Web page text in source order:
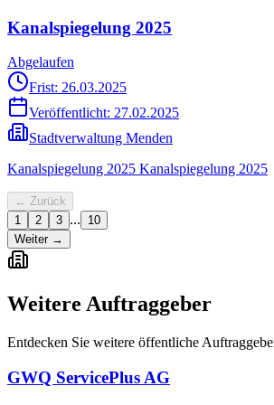
Kanalspiegelung 2025
Abgelaufen
Frist: 26.03.2025
Veröffentlicht: 27.02.2025
Stadtverwaltung Menden
Kanalspiegelung 2025 Kanalspiegelung 2025
← Zurück
1
2 3 ...
10
Weiter →
Weitere Auftraggeber
Entdecken Sie weitere öffentliche
GWQ ServicePlus AG